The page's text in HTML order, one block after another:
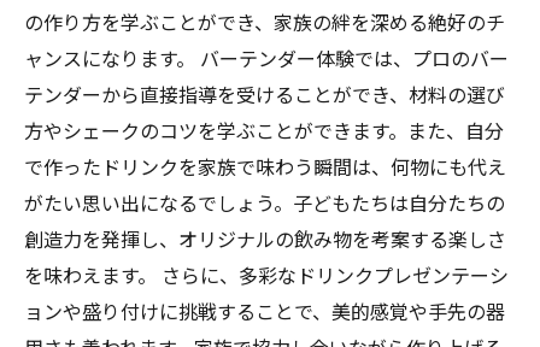
の作り方を学ぶことができ、家族の絆を深める絶好のチ
ャンスになります。 バーテンダー体験では、プロのバー
テンダーから直接指導を受けることができ、材料の選び
方やシェークのコツを学ぶことができます。また、自分
で作ったドリンクを家族で味わう瞬間は、何物にも代え
がたい思い出になるでしょう。子どもたちは自分たちの
創造力を発揮し、オリジナルの飲み物を考案する楽しさ
を味わえます。 さらに、多彩なドリンクプレゼンテーシ
ョンや盛り付けに挑戦することで、美的感覚や手先の器